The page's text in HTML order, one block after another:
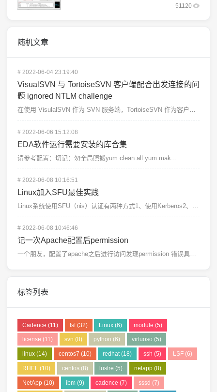
51120
随机文章
# 2022-06-04 23:19:40
VisualSVN 与 TortoiseSVN 客户端配合出发连接的问
题 ignored NTLM challenge
在使用 VisulalSVN 作为 SVN 服务端，TortoiseSVN 作为客户端的时候，我们可...
# 2022-06-06 15:12:08
EDA软件运行需要安装的库合集
请参考配置：切记：勿全局照搬yum clean all yum mak...
# 2022-06-08 10:16:51
Linux加入SFU最佳实践
Linux系统使用SFU（nis）认证有两种方式1、使用Kerberos2、使用Windows直接认...
# 2022-06-08 10:46:46
记一次Apache配置后permission
一个朋友，配置了apache之后进行访问发现permission 错误具体问题：在centos7上...
标签列表
Cadence (11) lsf(32) Linux (6) module (5)
license (11) svn (8) python (6) virtuoso (5)
linux(14) centos7 (10) redhat(18) ssh (5) LSF(6)
RHEL (10) centos(8) lustre (5) netapp (8)
NetApp(10) ibm(9) cadence (7) sssd (7)